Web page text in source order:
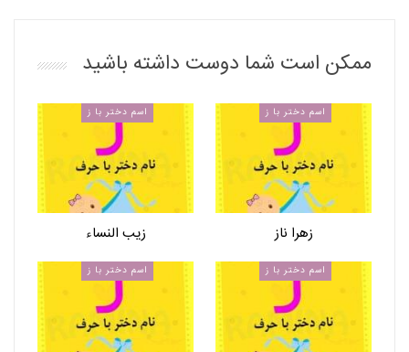
ممکن است شما دوست داشته باشید
اسم دختر با ز
زهرا ناز
اسم دختر با ز
زیب النساء
اسم دختر با ز اسم دختر با ز